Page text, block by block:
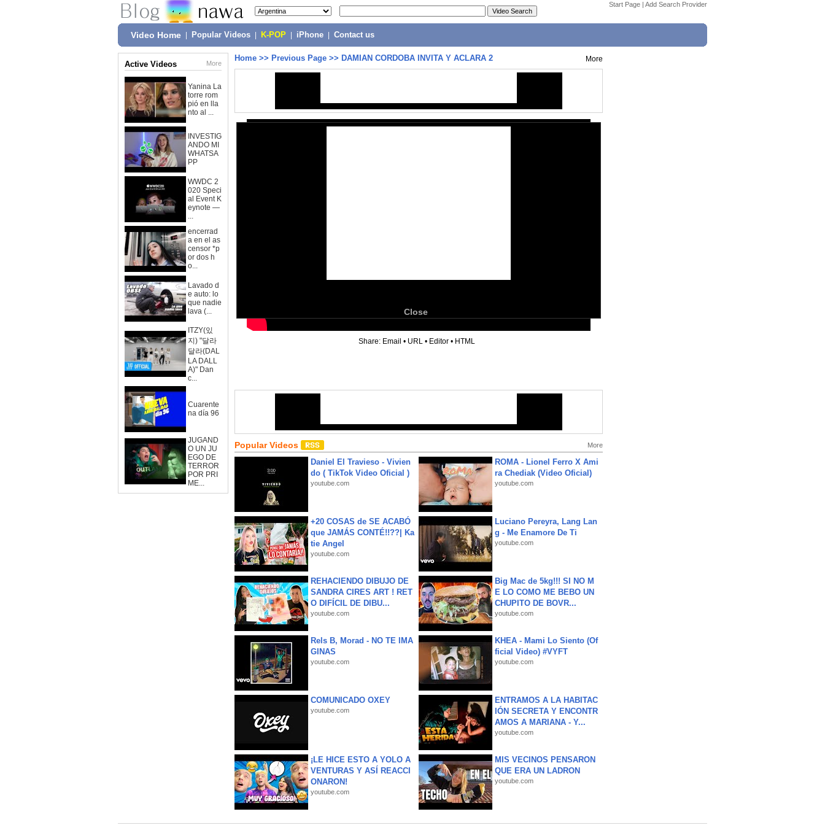
Start Page | Add Search Provider
Video Home Popular Videos K-POP iPhone Contact us
Active Videos More
Yanina La
torre rom
pió en lla
nto al ...
INVESTIG
ANDO MI
WHATSA
PP
WWDC 2
020 Speci
al Event K
eynote —
...
encerrad
a en el as
censor *p
or dos h
o...
Lavado d
e auto: lo
que nadie
lava (...
ITZY(있
지) "달라
달라(DAL
LA DALL
A)" Dan
c...
Cuarente
na día 96
JUGAND
O UN JU
EGO DE
TERROR
POR PRI
ME...
Home >> Previous Page >> DAMIAN CORDOBA INVITA Y ACLARA 2 More
Close
Share: Email • URL • Editor • HTML
Popular Videos More
Daniel El Travieso - Vivien
do ( TikTok Video Oficial )
youtube.com
ROMA - Lionel Ferro X Ami
ra Chediak (Video Oficial)
youtube.com
+20 COSAS de SE ACABÓ
que JAMÁS CONTÉ!!??| Ka
tie Angel
youtube.com
Luciano Pereyra, Lang Lan
g - Me Enamore De Ti
youtube.com
REHACIENDO DIBUJO DE
SANDRA CIRES ART ! RET
O DIFÍCIL DE DIBU...
youtube.com
Big Mac de 5kg!!! SI NO M
E LO COMO ME BEBO UN
CHUPITO DE BOVR...
youtube.com
Rels B, Morad - NO TE IMA
GINAS
youtube.com
KHEA - Mami Lo Siento (Of
ficial Video) #VYFT
youtube.com
COMUNICADO OXEY
youtube.com
ENTRAMOS A LA HABITAC
IÓN SECRETA Y ENCONTR
AMOS A MARIANA - Y...
youtube.com
¡LE HICE ESTO A YOLO A
VENTURAS Y ASÍ REACCI
ONARON!
youtube.com
MIS VECINOS PENSARON
QUE ERA UN LADRON
youtube.com